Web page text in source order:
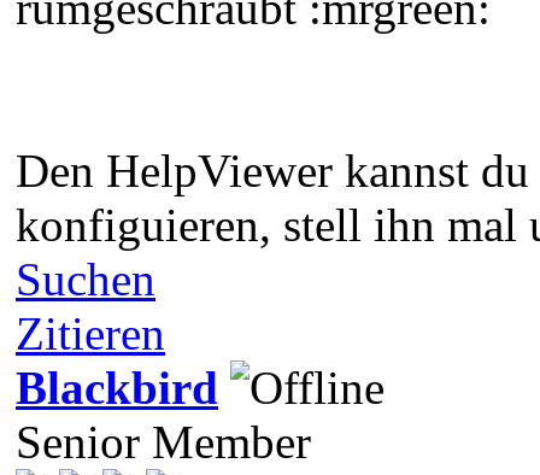
Den HelpViewer kannst
konfiguieren, stell ihn mal
Suchen
Zitieren
Blackbird
Senior Member